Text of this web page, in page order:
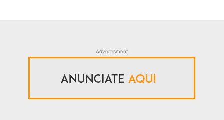
Advertisment